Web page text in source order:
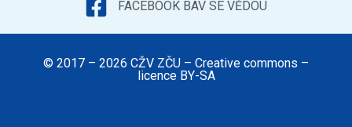
FACEBOOK BAV SE VĚDOU
© 2017 – 2026 CŽV ZČU – Creative commons –
licence BY-SA